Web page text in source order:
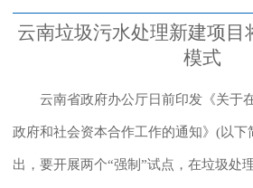
云南垃圾污水处理新建项目
模式
云南省政府办公厅日前印发《关于
政府和社会资本合作工作的通知》(以下
出，要开展两个“强制”试点，在垃圾处